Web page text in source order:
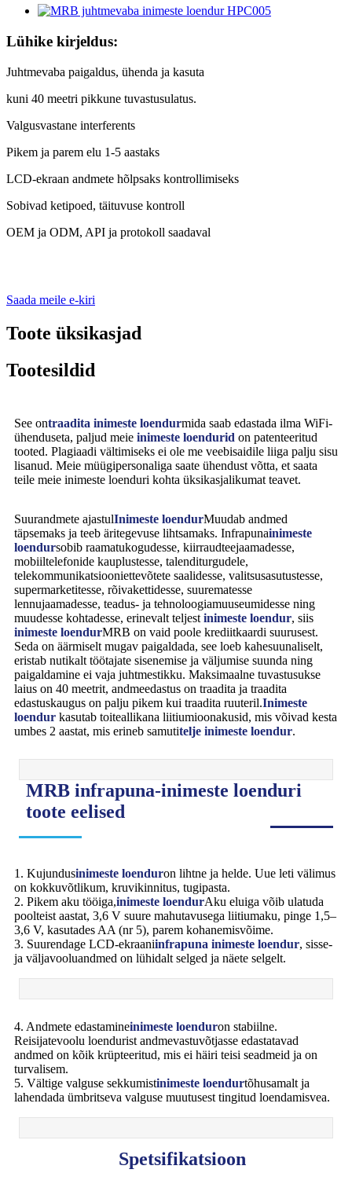
Lühike kirjeldus:
Juhtmevaba paigaldus, ühenda ja kasuta
kuni 40 meetri pikkune tuvastusulatus.
Valgusvastane interferents
Pikem ja parem elu 1-5 aastaks
LCD-ekraan andmete hõlpsaks kontrollimiseks
Sobivad ketipoed, täituvuse kontroll
OEM ja ODM, API ja protokoll saadaval
Saada meile e-kiri
Toote üksikasjad
Tootesildid
See ontraadita inimeste loendurmida saab edastada ilma WiFi-
ühenduseta, paljud meie inimeste loendurid on patenteeritud
tooted. Plagiaadi vältimiseks ei ole me veebisaidile liiga palju sisu
lisanud. Meie müügipersonaliga saate ühendust võtta, et saata
teile meie inimeste loenduri kohta üksikasjalikumat teavet.
Suurandmete ajastulInimeste loendurMuudab andmed
täpsemaks ja teeb äritegevuse lihtsamaks. Infrapunainimeste
loendursobib raamatukogudesse, kiirraudteejaamadesse,
mobiiltelefonide kauplustesse, talenditurgudele,
telekommunikatsiooniettevõtete saalidesse, valitsusasutustesse,
supermarketitesse, rõivakettidesse, suurematesse
lennujaamadesse, teadus- ja tehnoloogiamuuseumidesse ning
muudesse kohtadesse, erinevalt teljest inimeste loendur, siis
inimeste loendurMRB on vaid poole krediitkaardi suurusest.
Seda on äärmiselt mugav paigaldada, see loeb kahesuunaliselt,
eristab nutikalt töötajate sisenemise ja väljumise suunda ning
paigaldamine ei vaja juhtmestikku. Maksimaalne tuvastusukse
laius on 40 meetrit, andmeedastus on traadita ja traadita
edastuskaugus on palju pikem kui traadita ruuteril.Inimeste
loendur kasutab toiteallikana liitiumioonakusid, mis võivad kesta
umbes 2 aastat, mis erineb samutitelje inimeste loendur.
MRB infrapuna-inimeste loenduri
toote eelised
1. Kujundusinimeste loenduron lihtne ja helde. Uue leti välimus
on kokkuvõtlikum, kruvikinnitus, tugipasta.
2. Pikem aku tööiga,inimeste loendurAku eluiga võib ulatuda
poolteist aastat, 3,6 V suure mahutavusega liitiumaku, pinge 1,5–
3,6 V, kasutades AA (nr 5), parem kohanemisvõime.
3. Suurendage LCD-ekraaniinfrapuna inimeste loendur, sisse-
ja väljavooluandmed on lühidalt selged ja näete selgelt.
4. Andmete edastamineinimeste loenduron stabiilne.
Reisijatevoolu loendurist andmevastuvõtjasse edastatavad
andmed on kõik krüpteeritud, mis ei häiri teisi seadmeid ja on
turvalisem.
5. Vältige valguse sekkumistinimeste loendurtõhusamalt ja
lahendada ümbritseva valguse muutusest tingitud loendamisvea.
Spetsifikatsioon